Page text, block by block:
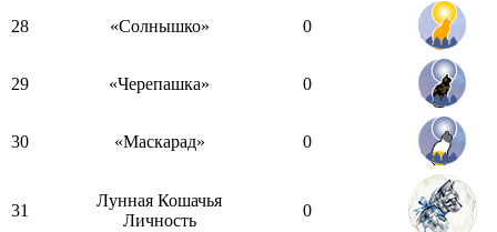
28 «Солнышко» 0
29 «Черепашка» 0
30 «Маскарад» 0
31
Лунная Кошачья
Личность
0